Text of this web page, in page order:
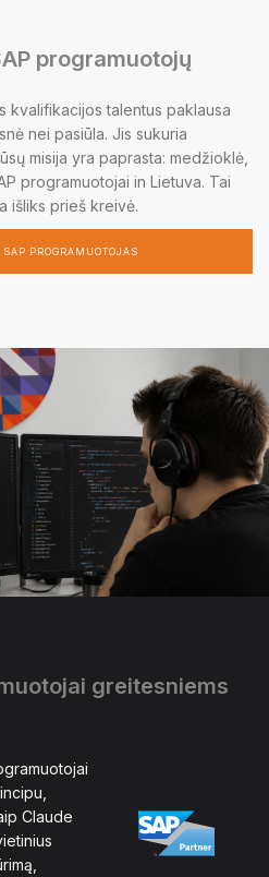
programuotojų
kvalifikacijos talentus paklausa
nei pasiūla. Jis sukuria
misija yra paprasta: medžioklė,
programuotojai in Lietuva. Tai
išliks prieš kreivė.
PROGRAMUOTOJAS
greitesniems
Claude